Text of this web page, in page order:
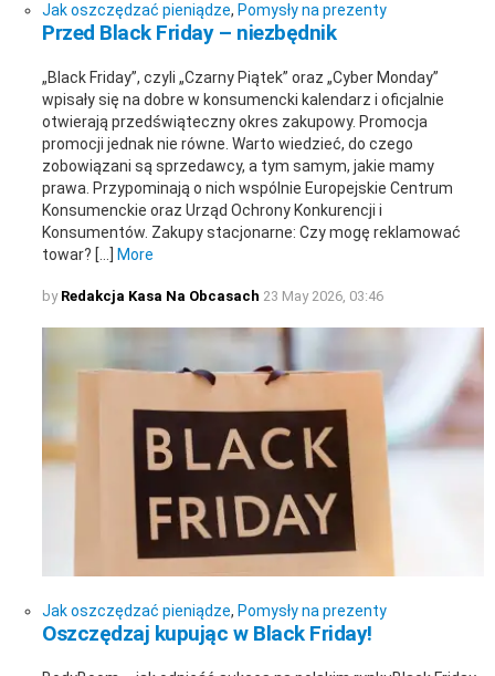
Jak oszczędzać pieniądze, Pomysły na prezenty
Przed Black Friday – niezbędnik
„Black Friday”, czyli „Czarny Piątek” oraz „Cyber Monday”
wpisały się na dobre w konsumencki kalendarz i oficjalnie
otwierają przedświąteczny okres zakupowy. Promocja
promocji jednak nie równe. Warto wiedzieć, do czego
zobowiązani są sprzedawcy, a tym samym, jakie mamy
prawa. Przypominają o nich wspólnie Europejskie Centrum
Konsumenckie oraz Urząd Ochrony Konkurencji i
Konsumentów. Zakupy stacjonarne: Czy mogę reklamować
towar? […]
More
by Redakcja Kasa Na Obcasach 23 May 2026, 03:46
Jak oszczędzać pieniądze, Pomysły na prezenty
Oszczędzaj kupując w Black Friday!